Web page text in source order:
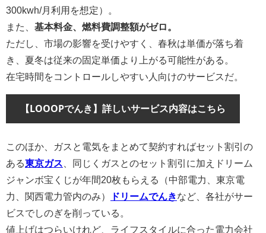
300kwh/月利用を想定）。
また、 基本料金、燃料費調整額がゼロ。
ただし、市場の影響を受けやすく、春秋は単価が落ち着
き、夏冬は従来の固定単価より上がる可能性がある。
在宅時間をコントロールしやすい人向けのサービスだ。
【LOOOPでんき】詳しいサービス内容はこちら
このほか、ガスと電気をまとめて契約すればセット割引の
ある東京ガス
、同じくガスとのセット割引に加えドリーム
ジャンボ宝くじが年間20枚もらえる（中部電力、東京電
力、関西電力管内のみ）
ドリームでんきなど、各社がサー
ビスでしのぎを削っている。
値上げはつらいけれど、ライフスタイルに合った電力会社